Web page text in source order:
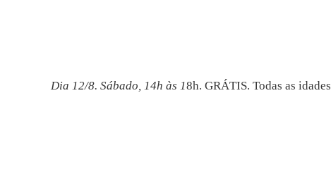
Dia 12/8. Sábado, 14h às 18h. GRÁTIS. Todas as idades